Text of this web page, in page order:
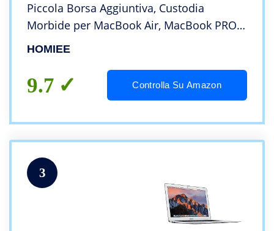
Piccola Borsa Aggiuntiva, Custodia
Morbide per MacBook Air, MacBook PRO
dell/Lenovo/HP/Chromebook e Oltre 13
HOMIEE
9.7 Controlla Su Amazon
3